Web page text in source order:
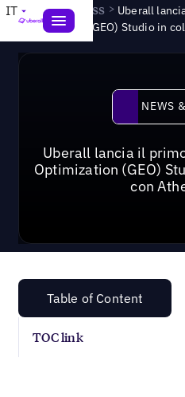
IT News & Press > Uberall
Optimization (GEO) Studio in
NEWS
Uberall lancia il
Optimization (GEO)
con
Table of Content
TOC link